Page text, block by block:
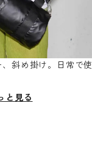
斜め掛け。日常で使
と見る